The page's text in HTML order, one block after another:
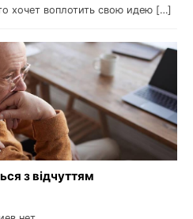
хочет воплотить свою идею […]
з відчуттям